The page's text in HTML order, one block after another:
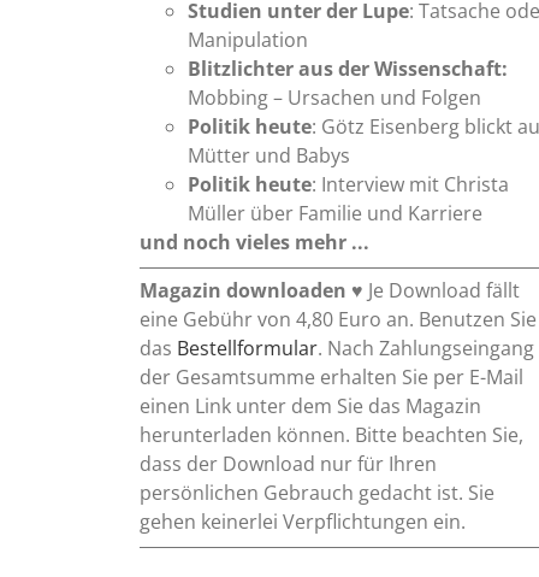
Studien unter der Lupe: Tatsache
Manipulation
Blitzlichter aus der Wissenschaft:
Mobbing – Ursachen und Folgen
Politik heute: Götz Eisenberg blickt
Mütter und Babys
Politik heute: Interview mit Christa
Müller über Familie und Karriere
und noch vieles mehr ...
Magazin downloaden ♥ Je Download fällt
eine Gebühr von 4,80 Euro an. Benutzen Sie
das Bestellformular. Nach Zahlungseingang
der Gesamtsumme erhalten Sie per E-Mail
einen Link unter dem Sie das Magazin
herunterladen können. Bitte beachten Sie,
dass der Download nur für Ihren
persönlichen Gebrauch gedacht ist. Sie
gehen keinerlei Verpflichtungen ein.